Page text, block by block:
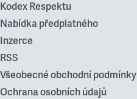
Kodex Respektu
Nabídka předplatného
Inzerce
RSS
Všeobecné obchodní podmínky
Ochrana osobních údajů